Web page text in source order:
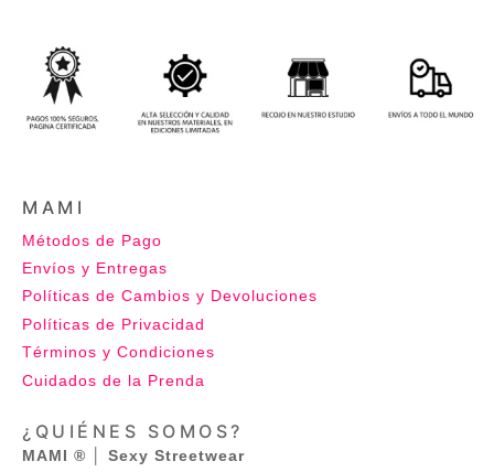
MAMI
Métodos de Pago
Envíos y Entregas
Políticas de Cambios y Devoluciones
Políticas de Privacidad
Términos y Condiciones
Cuidados de la Prenda
¿QUIÉNES SOMOS?
MAMI ® │ Sexy Streetwear